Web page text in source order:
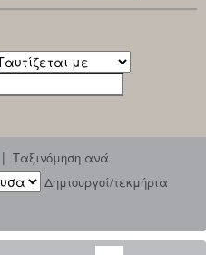
| Ταξινόμηση ανά
Δημιουργοί/τεκμήρια